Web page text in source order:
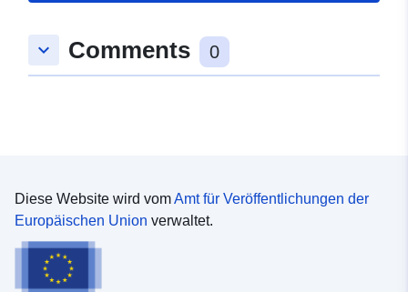
keyboard_arrow_down Comments 0
Diese Website wird vomAmt für Veröffentlichungen der
Europäischen Union verwaltet.